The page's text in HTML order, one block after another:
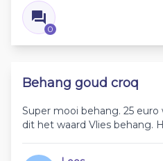
0
Behang goud croq
Super mooi behang. 25
dit het waard Vlies behang.